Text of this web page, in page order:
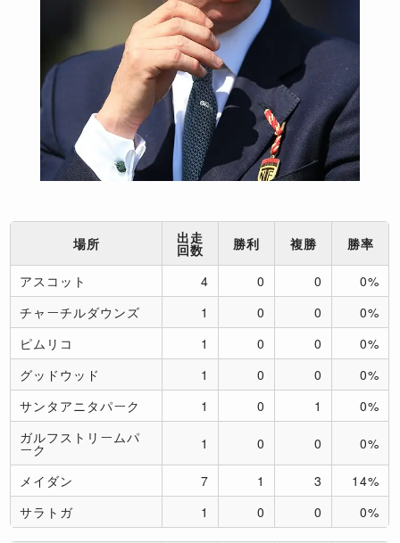
場所 出走
回数 勝利 複勝 勝率
アスコット 4 0 0
0%
チャーチルダウンズ
1 0 0
0%
ピムリコ
1 0 0
0%
グッドウッド
1 0 0
0%
サンタアニタパーク
1 0 1
0%
ガルフストリームパ
ーク 1 0 0 0%
メイダン 7 1 3
14%
サラトガ
1 0 0 0%